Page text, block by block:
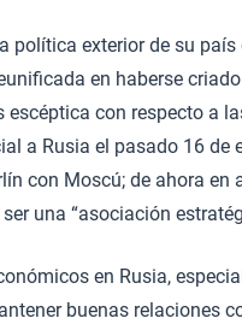
política exterior de su
en haberse
con respecto a
a Rusia el pasado 16 de
con Moscú; de ahora en
una “asociación
en Rusia,
buenas relaciones